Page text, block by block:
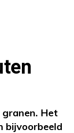
Het
bijvoorbeeld